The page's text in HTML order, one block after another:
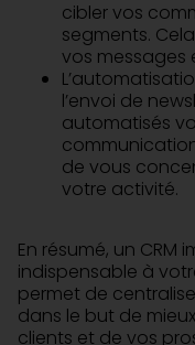
cibler vos
segments.
vos messages
l’envoi de
automatisés
de vous
votre activité.
En résumé, un CRM
indispensable à
permet de
dans le but de
clients et de vos